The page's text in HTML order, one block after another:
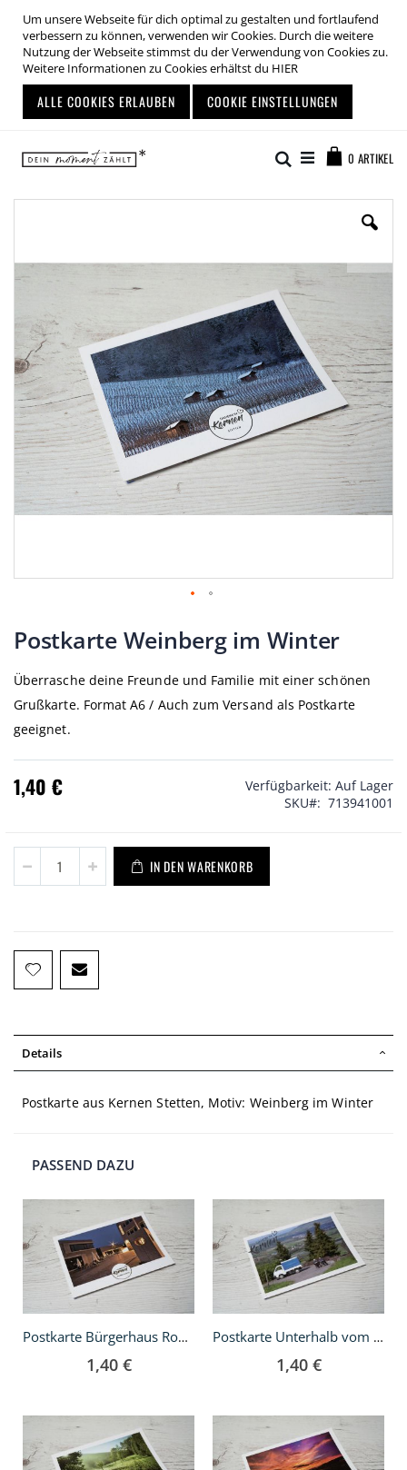
Um unsere Webseite für dich optimal zu gestalten und fortlaufend
verbessern zu können, verwenden wir Cookies. Durch die weitere
Nutzung der Webseite stimmst du der Verwendung von Cookies zu.
Weitere Informationen zu Cookies erhältst du HIER
ALLE COOKIES ERLAUBEN COOKIE EINSTELLUNGEN
Inhalt
springen
0 ARTIKEL
Suche
Anfang
der
springen
Postkarte Weinberg im Winter
Überrasche deine Freunde und Familie mit einer schönen
Grußkarte. Format A6 / Auch zum Versand als Postkarte
geeignet.
1,40 € Verfügbarkeit: Auf Lager
SKU
713941001
IN DEN WARENKORB
Details
Postkarte aus Kernen Stetten, Motiv: Weinberg im Winter
PASSEND DAZU
Postkarte Bürgerhaus Rommelshausen
1,40 €
Warenkorb
Postkarte Unterhalb vom Kernenturm
1,40 €
Warenkorb
Warenkorb
Warenkorb